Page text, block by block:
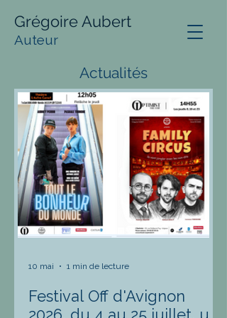
Grégoire Aubert
Auteur
Actualités
Festival Off d'Avignon
10 mai 1 min de lecture